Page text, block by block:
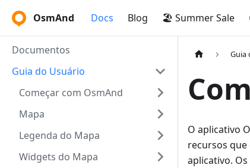
OsmAnd Docs Blog 🏖️ Summer Sale
Documentos
Guia do Usuário
Começar com OsmAnd
Mapa
Legenda do Mapa
Widgets do Mapa
Guia
O aplicativo
recursos
aplicativo.